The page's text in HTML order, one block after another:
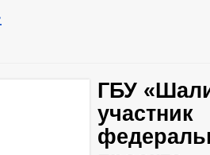
ГБУ
участник